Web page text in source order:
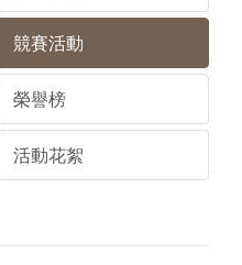
競賽活動
榮譽榜
活動花絮